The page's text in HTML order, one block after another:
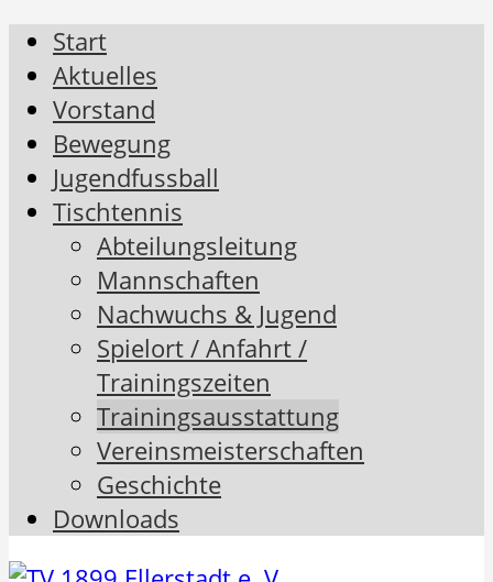
Start
Aktuelles
Vorstand
Bewegung
Jugendfussball
Tischtennis
Abteilungsleitung
Mannschaften
Nachwuchs & Jugend
Spielort / Anfahrt /
Trainingszeiten
Trainingsausstattung
Vereinsmeisterschaften
Geschichte
Downloads